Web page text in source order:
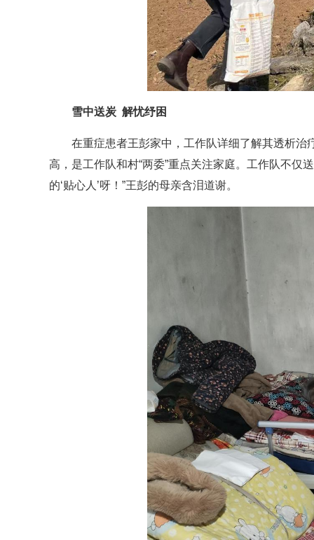
雪中送炭 解忧纾困
在重症患者王彭家中，工作队详细了解其透析
高，是工作队和村“两委”重点关注家庭。工作队不仅
的‘贴心人’呀！”王彭的母亲含泪道谢。